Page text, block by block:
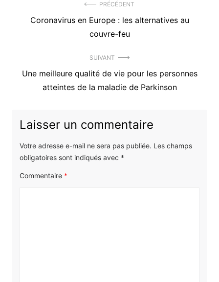
PRÉCÉDENT
Précédent
Coronavirus en Europe : les alternatives au
couvre-feu
SUIVANT
Article
Une meilleure qualité de vie pour les personnes
atteintes de la maladie de Parkinson
Laisser un commentaire
Votre adresse e-mail ne sera pas publiée. Les champs
obligatoires sont indiqués avec *
Commentaire *